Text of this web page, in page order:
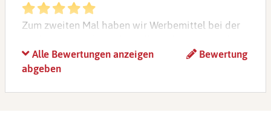
Zum zweiten Mal haben wir Werbemittel bei der
äußerst zufrieden. Der Service und die individuelle
Betreuung waren erstklassig – gerne immer
Alle Bewertungen anzeigen
Bewertung
abgeben